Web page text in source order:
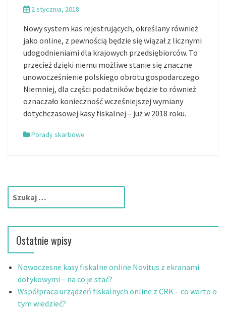
2 stycznia, 2018
Nowy system kas rejestrujących, określany również
jako online, z pewnością będzie się wiązał z licznymi
udogodnieniami dla krajowych przedsiębiorców. To
przecież dzięki niemu możliwe stanie się znaczne
unowocześnienie polskiego obrotu gospodarczego.
Niemniej, dla części podatników będzie to również
oznaczało konieczność wcześniejszej wymiany
dotychczasowej kasy fiskalnej – już w 2018 roku.
Porady skarbowe
k
j
Ostatnie wpisy
Nowoczesne kasy fiskalne online Novitus z ekranami
dotykowymi – na co je stać?
Współpraca urządzeń fiskalnych online z CRK – co warto o
tym wiedzieć?